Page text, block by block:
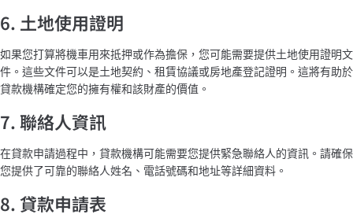
6. 土地使用證明
如果您打算將機車用來抵押或作為擔保，您可能需要提供土地使用證明文
件。這些文件可以是土地契約、租賃協議或房地產登記證明。這將有助於
貸款機構確定您的擁有權和該財產的價值。
7. 聯絡人資訊
在貸款申請過程中，貸款機構可能需要您提供緊急聯絡人的資訊。請確保
您提供了可靠的聯絡人姓名、電話號碼和地址等詳細資料。
8. 貸款申請表